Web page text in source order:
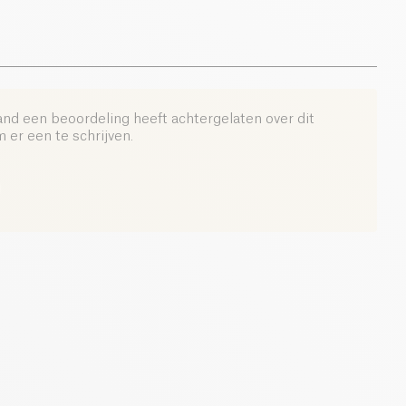
een beoordeling heeft achtergelaten over dit
er een te schrijven.